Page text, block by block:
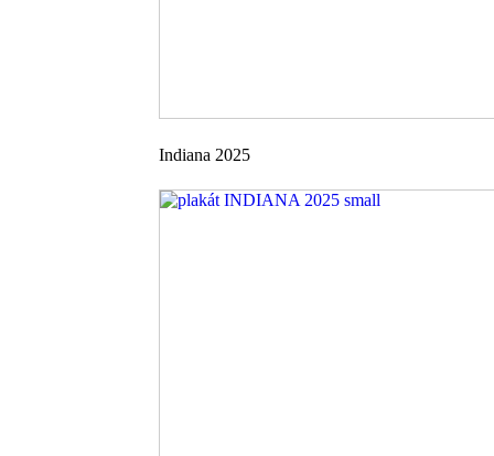
Indiana 2025